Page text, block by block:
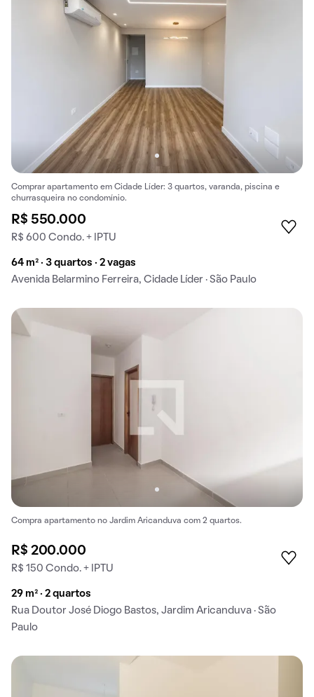
Comprar apartamento em Cidade Líder: 3 quartos, varanda, piscina e
churrasqueira no condomínio.
R$ 550.000
R$ 600 Condo. + IPTU
64 m² · 3 quartos · 2 vagas
Avenida Belarmino Ferreira, Cidade Líder · São Paulo
Compra apartamento no Jardim Aricanduva com 2 quartos.
R$ 200.000
R$ 150 Condo. + IPTU
29 m² · 2 quartos
Rua Doutor José Diogo Bastos, Jardim Aricanduva · São
Paulo